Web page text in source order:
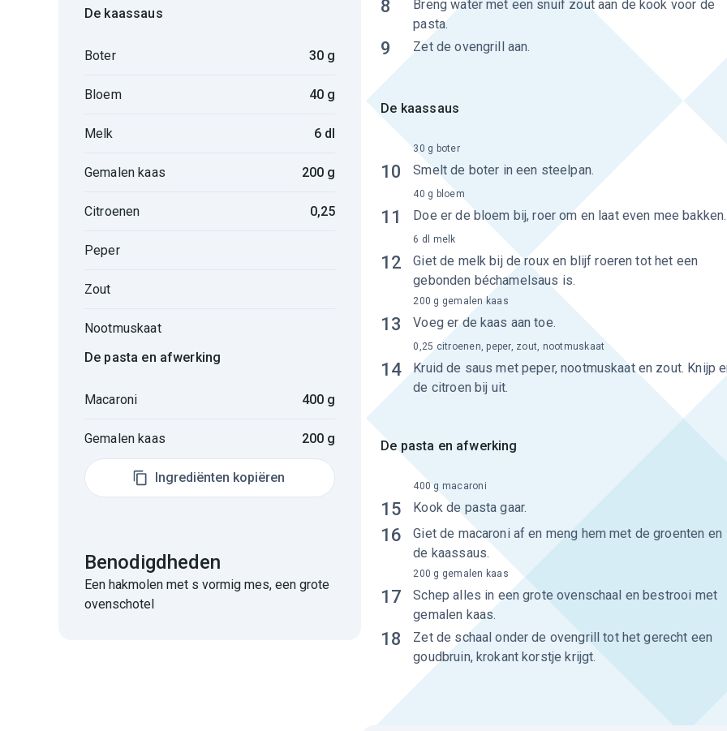
De kaassaus
Boter 30 g
Bloem 40 g
Melk 6 dl
Gemalen kaas 200 g
Citroenen 0,25
Peper
Zout
Nootmuskaat
De pasta en afwerking
Macaroni 400 g
Gemalen kaas 200 g
Ingrediënten kopiëren
Benodigdheden
Een hakmolen met s vormig mes, een grote
ovenschotel
8
Breng water met een snuif zout aan de kook voor de
pasta.
9 Zet de ovengrill aan.
De kaassaus
10 Smelt de boter in een steelpan.
30 g boter
11 Doe er de bloem bij, roer om en laat even mee bakken.
40 g bloem
12
Giet de melk bij de roux en blijf roeren tot het een
gebonden béchamelsaus is.
6 dl melk
13 Voeg er de kaas aan toe.
200 g gemalen kaas
14
Kruid de saus met peper, nootmuskaat en zout. Knijp
de citroen bij uit.
0,25 citroenen, peper, zout, nootmuskaat
De pasta en afwerking
15 Kook de pasta gaar.
400 g macaroni
16
Giet de macaroni af en meng hem met de groenten en
de kaassaus.
17
Schep alles in een grote ovenschaal en bestrooi met
gemalen kaas.
200 g gemalen kaas
18
Zet de schaal onder de ovengrill tot het gerecht een
goudbruin, krokant korstje krijgt.